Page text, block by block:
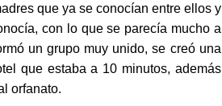
que ya se conocían entre ellos y
con lo que se parecía mucho a
un grupo muy unido, se creó una
que estaba a 10 minutos, además
orfanato.